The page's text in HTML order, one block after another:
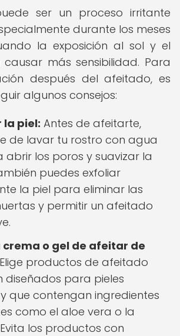
ser un proceso irritante
durante los meses
la exposición al sol y el
más sensibilidad. Para
después del afeitado, es
algunos consejos:
la piel: Antes de afeitarte,
de lavar tu rostro con agua
abrir los poros y suavizar la
puedes exfoliar
la piel para eliminar las
y permitir un afeitado
crema o gel de afeitar de
Elige productos de afeitado
diseñados para pieles
que contengan ingredientes
como el aloe vera o la
los productos con